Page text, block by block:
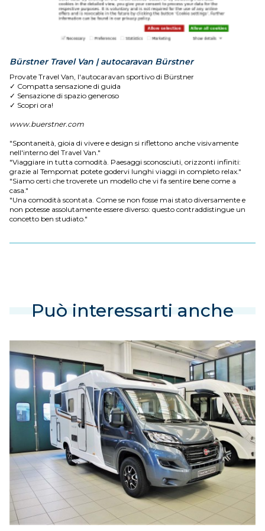
Bürstner Travel Van | autocaravan Bürstner
Provate Travel Van, l'autocaravan sportivo di Bürstner
✓ Compatta sensazione di guida
✓ Sensazione di spazio generoso
✓ Scopri ora!
www.buerstner.com
"Spontaneità, gioia di vivere e design si riflettono anche visivamente
nell'interno del Travel Van."
"Viaggiare in tutta comodità. Paesaggi sconosciuti, orizzonti infiniti:
grazie al Tempomat potete godervi lunghi viaggi in completo relax."
"Siamo certi che troverete un modello che vi fa sentire bene come a
casa."
"Una comodità scontata. Come se non fosse mai stato diversamente e
non potesse assolutamente essere diverso: questo contraddistingue un
concetto ben studiato."
Può interessarti anche